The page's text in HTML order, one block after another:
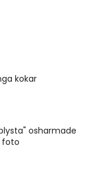
kokar
osharmade
foto